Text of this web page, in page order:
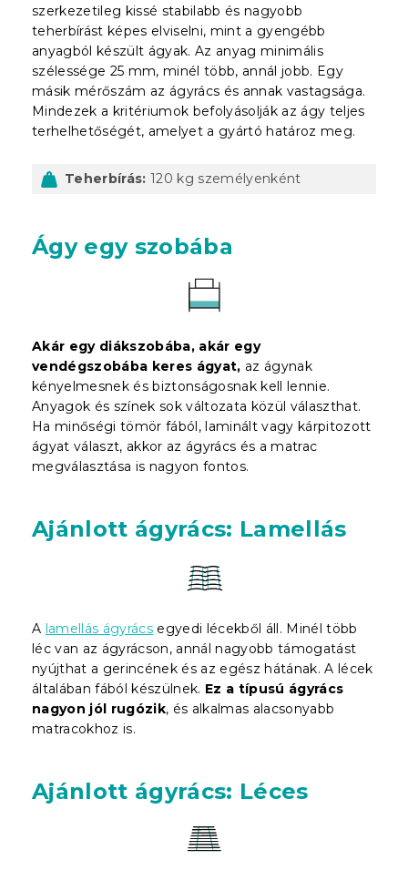
szerkezetileg kissé stabilabb és nagyobb
teherbírást képes elviselni, mint a gyengébb
anyagból készült ágyak. Az anyag minimális
szélessége 25 mm, minél több, annál jobb. Egy
másik mérőszám az ágyrács és annak vastagsága.
Mindezek a kritériumok befolyásolják az ágy teljes
terhelhetőségét, amelyet a gyártó határoz meg.
Teherbírás: 120 kg személyenként
Ágy egy szobába
Akár egy diákszobába, akár egy
vendégszobába keres ágyat, az ágynak
kényelmesnek és biztonságosnak kell lennie.
Anyagok és színek sok változata közül választhat.
Ha minőségi tömör fából, laminált vagy kárpitozott
ágyat választ, akkor az ágyrács és a matrac
megválasztása is nagyon fontos.
Ajánlott ágyrács: Lamellás
A lamellás ágyrács egyedi lécekből áll. Minél több
léc van az ágyrácson, annál nagyobb támogatást
nyújthat a gerincének és az egész hátának. A lécek
általában fából készülnek. Ez a típusú ágyrács
nagyon jól rugózik, és alkalmas alacsonyabb
matracokhoz is.
Ajánlott ágyrács: Léces